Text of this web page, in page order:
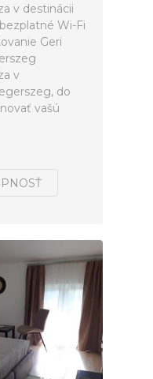
v destinácii
Wi-Fi
Geri
v
do
vašú